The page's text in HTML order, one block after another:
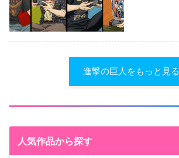
進撃の巨人をもっと見る
人気作品から探す